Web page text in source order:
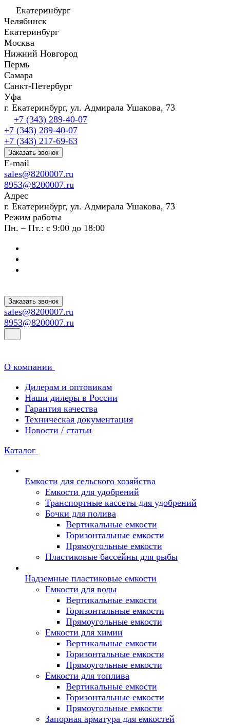
Екатеринбург
Челябинск
Екатеринбург
Москва
Нижний Новгород
Пермь
Самара
Санкт-Петербург
Уфа
г. Екатеринбург, ул. Адмирала Ушакова, 73
+7 (343) 289-40-07
+7 (343) 289-40-07
+7 (343) 217-69-63
Заказать звонок
E-mail
sales@8200007.ru
8953@8200007.ru
Адрес
г. Екатеринбург, ул. Адмирала Ушакова, 73
Режим работы
Пн. – Пт.: с 9:00 до 18:00
Заказать звонок
sales@8200007.ru
8953@8200007.ru
О компании
Дилерам и оптовикам
Наши дилеры в России
Гарантия качества
Техническая документация
Новости / статьи
Каталог
Емкости для сельского хозяйства
Емкости для удобрений
Транспортные кассеты для удобрений
Бочки для полива
Вертикальные емкости
Горизонтальные емкости
Прямоугольные емкости
Пластиковые бассейны для рыбы
Надземные пластиковые емкости
Емкости для воды
Вертикальные емкости
Горизонтальные емкости
Прямоугольные емкости
Емкости для химии
Вертикальные емкости
Горизонтальные емкости
Прямоугольные емкости
Емкоcти для топлива
Вертикальные емкости
Горизонтальные емкости
Прямоугольные емкости
Запорная арматура для емкостей